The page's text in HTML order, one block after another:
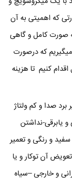
که اهمیتی به آن
صورت کامل و گاهی
که درصورت
کنیم تا هزینه
صدا و کم ولتاژ
یابرقی-نداشتن
و رنگی و تعمیر
آن توکار و یا
و خارجی –سیاه